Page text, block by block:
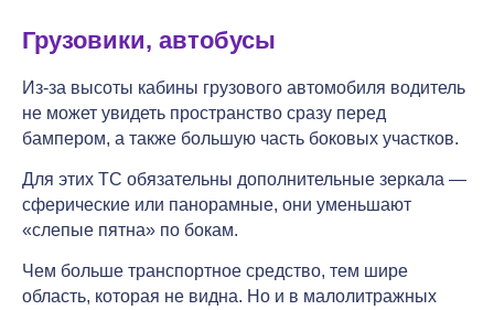
Грузовики, автобусы
Из-за высоты кабины грузового автомобиля водитель
не может увидеть пространство сразу перед
бампером, а также большую часть боковых участков.
Для этих ТС обязательны дополнительные зеркала —
сферические или панорамные, они уменьшают
«слепые пятна» по бокам.
Чем больше транспортное средство, тем шире
область, которая не видна. Но и в малолитражных